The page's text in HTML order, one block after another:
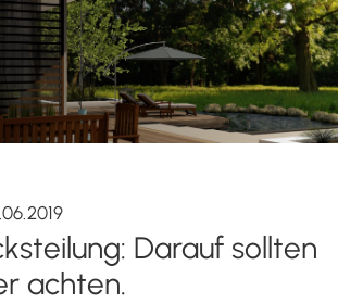
Darauf sollten
achten.